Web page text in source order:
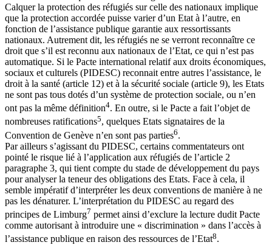
Calquer la protection des réfugiés sur celle des nationaux implique
que la protection accordée puisse varier d’un Etat à l’autre, en
fonction de l’assistance publique garantie aux ressortissants
nationaux. Autrement dit, les réfugiés ne se verront reconnaître ce
droit que s’il est reconnu aux nationaux de l’Etat, ce qui n’est pas
automatique. Si le Pacte international relatif aux droits économiques,
sociaux et culturels (PIDESC) reconnait entre autres l’assistance, le
droit à la santé (article 12) et à la sécurité sociale (article 9), les Etats
ne sont pas tous dotés d’un système de protection sociale, ou n’en
ont pas la même définition4. En outre, si le Pacte a fait l’objet de
nombreuses ratifications5, quelques Etats signataires de la
Convention de Genève n’en sont pas parties6.
Par ailleurs s’agissant du PIDESC, certains commentateurs ont
pointé le risque lié à l’application aux réfugiés de l’article 2
paragraphe 3, qui tient compte du stade de développement du pays
pour analyser la teneur des obligations des Etats. Face à cela, il
semble impératif d’interpréter les deux conventions de manière à ne
pas les dénaturer. L’interprétation du PIDESC au regard des
principes de Limburg7 permet ainsi d’exclure la lecture dudit Pacte
comme autorisant à introduire une « discrimination » dans l’accès à
l’assistance publique en raison des ressources de l’Etat8.